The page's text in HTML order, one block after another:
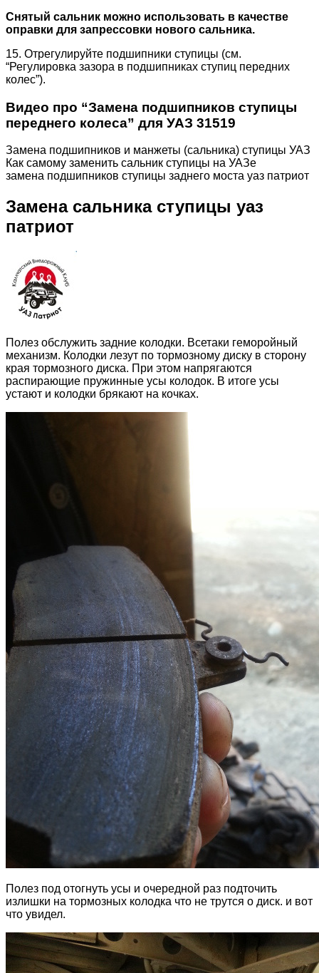
Снятый сальник можно использовать в качестве
оправки для запрессовки нового сальника.
15. Отрегулируйте подшипники ступицы (см.
“Регулировка зазора в подшипниках ступиц передних
колес”).
Видео про “Замена подшипников ступицы
переднего колеса” для УАЗ 31519
Замена подшипников и манжеты (сальника) ступицы УАЗ
Как самому заменить сальник ступицы на УАЗе
замена подшипников ступицы заднего моста уаз патриот
Замена сальника ступицы уаз
патриот
Полез обслужить задние колодки. Всетаки геморойный
механизм. Колодки лезут по тормозному диску в сторону
края тормозного диска. При этом напрягаются
распирающие пружинные усы колодок. В итоге усы
устают и колодки брякают на кочках.
Полез под отогнуть усы и очередной раз подточить
излишки на тормозных колодка что не трутся о диск. и вот
что увидел.